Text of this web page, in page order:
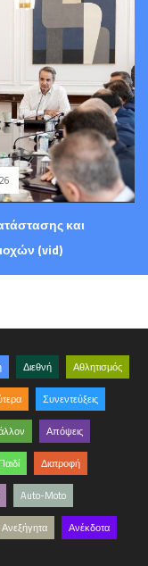
και
(vid)
Διεθνή Αθλητισμός
Συνεντεύξεις
Απόψεις
Παιδί Διατροφή
Auto-Moto
Ανεξήγητα Ανέκδοτα